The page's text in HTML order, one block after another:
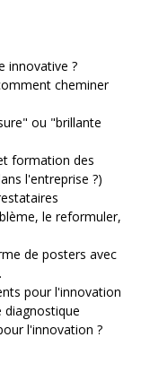
innovative ?
cheminer
ou "brillante
formation des
l'entreprise ?)
le reformuler,
de posters avec
pour l'innovation
diagnostique
l'innovation ?